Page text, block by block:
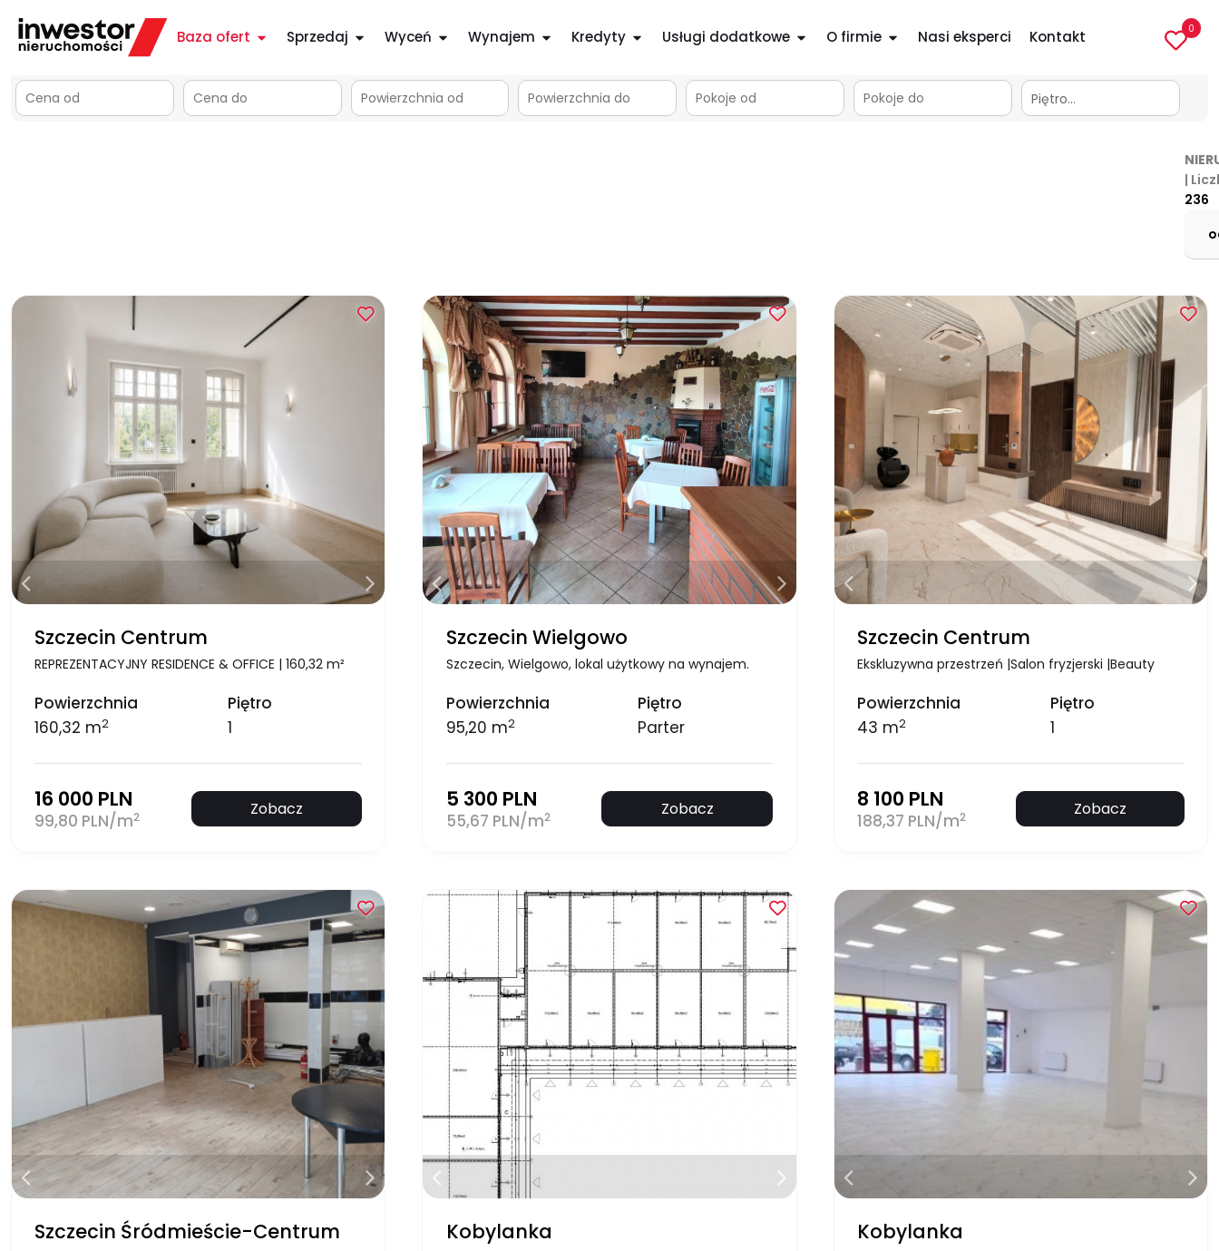
Baza ofert Sprzedaj Wyceń Wynajem Kredyty Usługi dodatkowe O firmie Nasi eksperci Kontakt 0
mapa
Piętro…
|
236
Szczecin Centrum
REPREZENTACYJNY RESIDENCE & OFFICE | 160,32 m²
Powierzchnia
160,32 m2
Piętro
1
16 000 PLN
99,80 PLN/m2 Zobacz
Szczecin Wielgowo
Szczecin, Wielgowo, lokal użytkowy na wynajem.
Powierzchnia
95,20 m2
Piętro
Parter
5 300 PLN
55,67 PLN/m2 Zobacz
Szczecin Centrum
Ekskluzywna przestrzeń |Salon fryzjerski |Beauty
Powierzchnia
43 m2
Piętro
1
8 100 PLN
188,37 PLN/m2 Zobacz
Szczecin Śródmieście-Centrum Kobylanka Kobylanka